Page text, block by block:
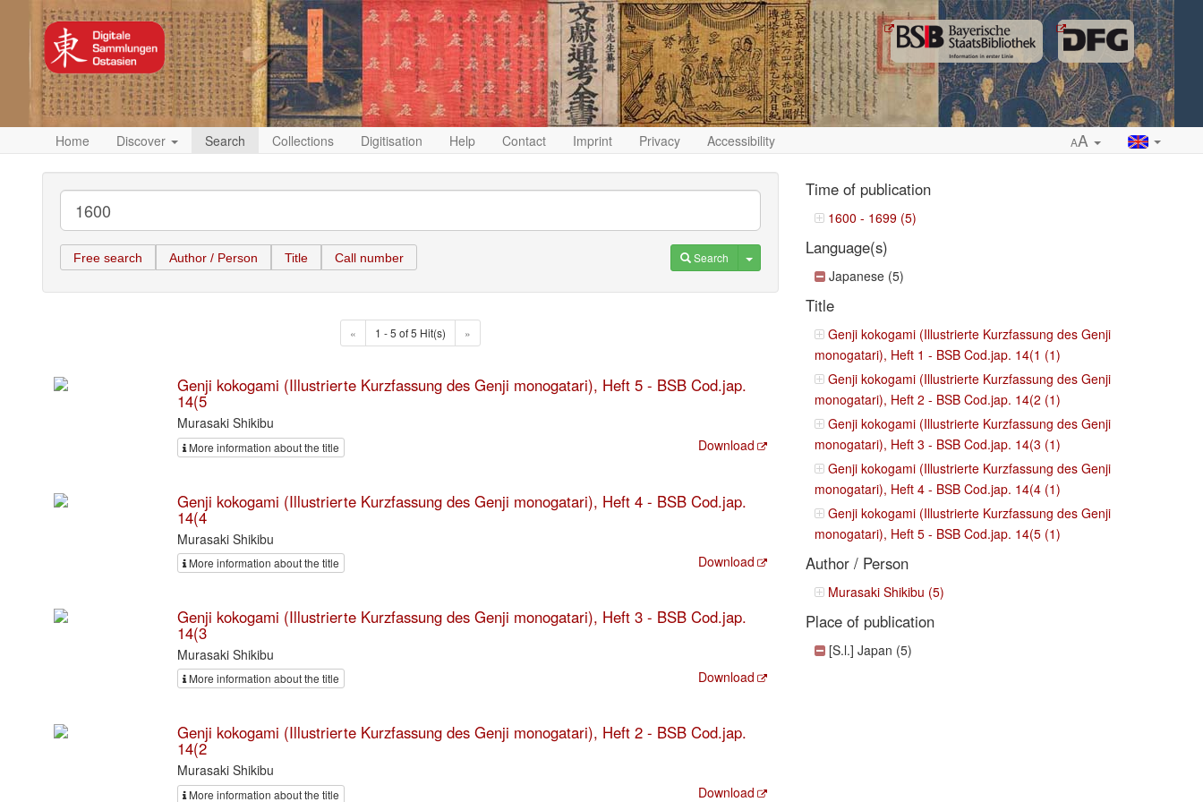
Home Discover Search Collections Digitisation Help Contact Imprint Privacy Accessibility AA
Free search Author / Person Title Call number Search Toggle Dropdown
« 1 - 5 of 5 Hit(s) »
Genji kokogami (Illustrierte Kurzfassung des Genji monogatari), Heft 5 - BSB Cod.jap.
14(5
Murasaki Shikibu
More information about the title Download
Genji kokogami (Illustrierte Kurzfassung des Genji monogatari), Heft 4 - BSB Cod.jap.
14(4
Murasaki Shikibu
More information about the title Download
Genji kokogami (Illustrierte Kurzfassung des Genji monogatari), Heft 3 - BSB Cod.jap.
14(3
Murasaki Shikibu
More information about the title Download
Genji kokogami (Illustrierte Kurzfassung des Genji monogatari), Heft 2 - BSB Cod.jap.
14(2
Murasaki Shikibu
More information about the title Download
Time of publication
1600 - 1699 (5)
Language(s)
Japanese (5)
Title
Genji kokogami (Illustrierte Kurzfassung des Genji
monogatari), Heft 1 - BSB Cod.jap. 14(1 (1)
Genji kokogami (Illustrierte Kurzfassung des Genji
monogatari), Heft 2 - BSB Cod.jap. 14(2 (1)
Genji kokogami (Illustrierte Kurzfassung des Genji
monogatari), Heft 3 - BSB Cod.jap. 14(3 (1)
Genji kokogami (Illustrierte Kurzfassung des Genji
monogatari), Heft 4 - BSB Cod.jap. 14(4 (1)
Genji kokogami (Illustrierte Kurzfassung des Genji
monogatari), Heft 5 - BSB Cod.jap. 14(5 (1)
Author / Person
Murasaki Shikibu (5)
Place of publication
[S.l.] Japan (5)